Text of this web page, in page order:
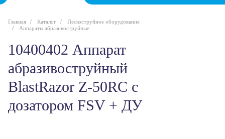
Главная Каталог
Пескоструйное оборудование
Аппараты абразивоструйные
10400402 Аппарат
абразивоструйный
BlastRazor Z-50RC c
дозатором FSV + ДУ